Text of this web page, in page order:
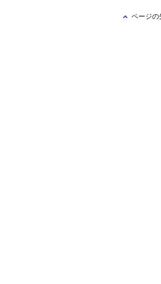
ページの